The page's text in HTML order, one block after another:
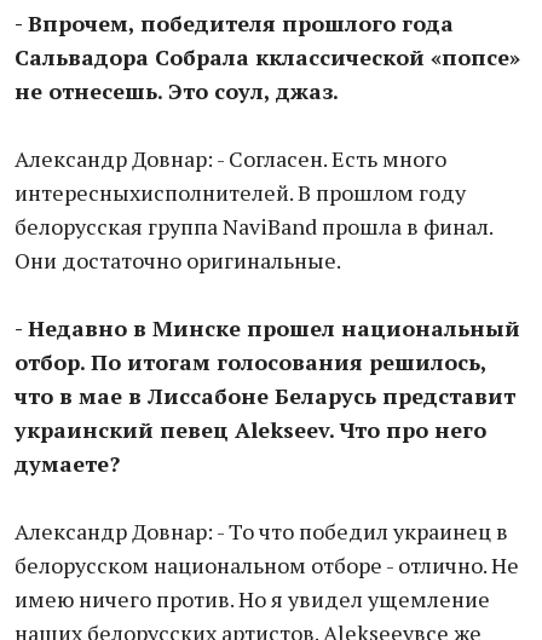
- Впрочем, победителя прошлого года
Сальвадора Собрала кклассической «попсе»
не отнесешь. Это соул, джаз.
Александр Довнар: - Согласен. Есть много
интересныхисполнителей. В прошлом году
белорусская группа NaviBand прошла в финал.
Они достаточно оригинальные.
- Недавно в Минске прошел национальный
отбор. По итогам голосования решилось,
что в мае в Лиссабоне Беларусь представит
украинский певец Alekseev. Что про него
думаете?
Александр Довнар: - То что победил украинец в
белорусском национальном отборе - отлично. Не
имею ничего против. Но я увидел ущемление
наших белорусских артистов. Alekseevвсе же